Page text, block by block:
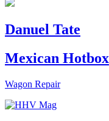
Danuel Tate
Mexican Hotbox
Wagon Repair